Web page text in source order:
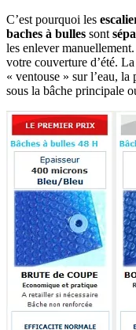
C’est pourquoi les
baches à bulles sont
les enlever
votre couverture d’été.
« ventouse » sur l’eau, la
sous la bâche principale